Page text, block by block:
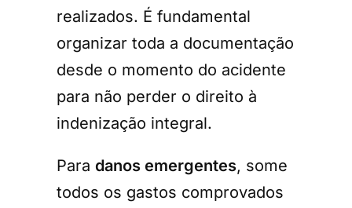
realizados. É fundamental
organizar toda a documentação
desde o momento do acidente
para não perder o direito à
indenização integral.
Para danos emergentes, some
todos os gastos comprovados